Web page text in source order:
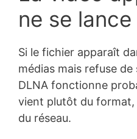
ne se
Si le fichier apparaît
médias mais refuse
DLNA fonctionne
vient plutôt du format,
du réseau.